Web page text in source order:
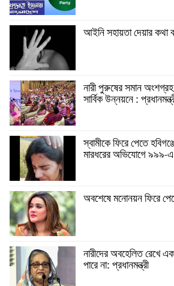
আইনি সহায়তা দেয়ার কথা
নারী পুরুষের সমান
সার্বিক উন্নয়নে :
স্বামীকে ফিরে পেতে
মারধরের অভিযোগে
অবশেষে মনোনয়ন ফিরে
নারীদের অবহেলিত রেখে
পারে না: প্রধানমন্ত্রী